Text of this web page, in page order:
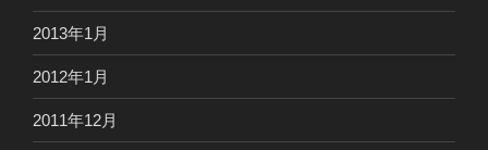
2013年1月
2012年1月
2011年12月